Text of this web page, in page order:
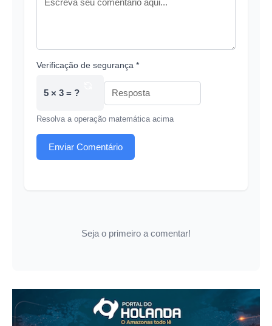
Verificação de segurança *
5 × 3 = ?
Resolva a operação matemática acima
Enviar Comentário
Seja o primeiro a comentar!